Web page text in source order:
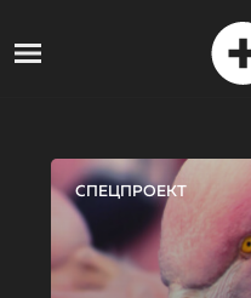
СПЕЦПРОЕКТ